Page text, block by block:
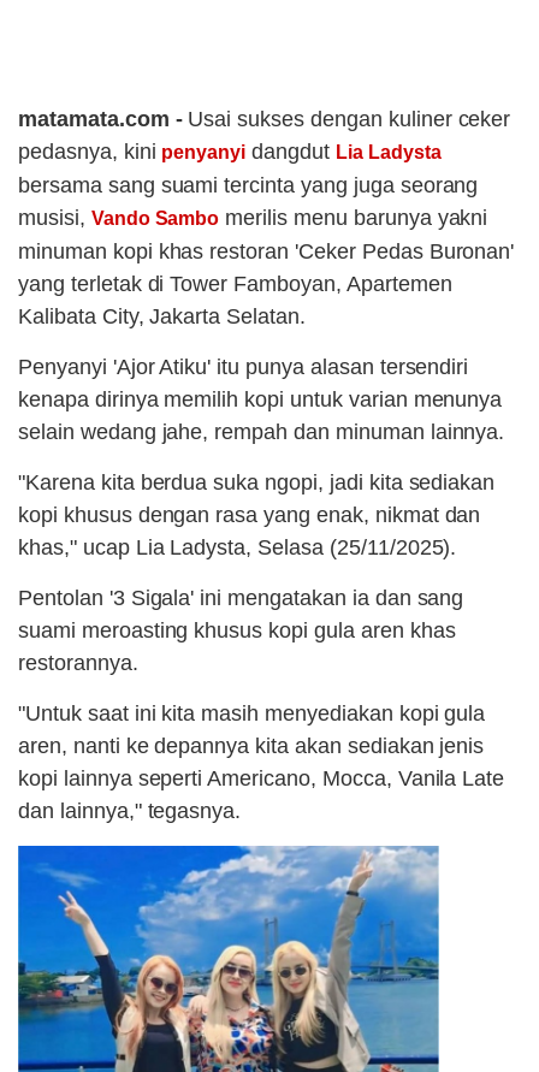
matamata.com - Usai sukses dengan kuliner ceker
pedasnya, kini penyanyi dangdut Lia Ladysta
bersama sang suami tercinta yang juga seorang
musisi, Vando Sambo merilis menu barunya yakni
minuman kopi khas restoran 'Ceker Pedas Buronan'
yang terletak di Tower Famboyan, Apartemen
Kalibata City, Jakarta Selatan.
Penyanyi 'Ajor Atiku' itu punya alasan tersendiri
kenapa dirinya memilih kopi untuk varian menunya
selain wedang jahe, rempah dan minuman lainnya.
"Karena kita berdua suka ngopi, jadi kita sediakan
kopi khusus dengan rasa yang enak, nikmat dan
khas," ucap Lia Ladysta, Selasa (25/11/2025).
Pentolan '3 Sigala' ini mengatakan ia dan sang
suami meroasting khusus kopi gula aren khas
restorannya.
"Untuk saat ini kita masih menyediakan kopi gula
aren, nanti ke depannya kita akan sediakan jenis
kopi lainnya seperti Americano, Mocca, Vanila Late
dan lainnya," tegasnya.